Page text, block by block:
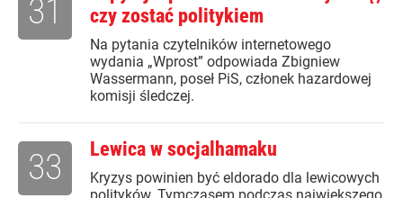
czy zostać politykiem
Na pytania czytelników internetowego
wydania „Wprost” odpowiada Zbigniew
Wassermann, poseł PiS, członek hazardowej
komisji śledczej.
31
Lewica w socjalhamaku
Kryzys powinien być eldorado dla lewicowych
33